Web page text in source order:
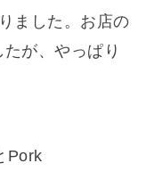
ました。お店の
が、やっぱり
Pork